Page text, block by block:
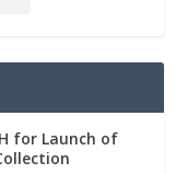
for Launch of